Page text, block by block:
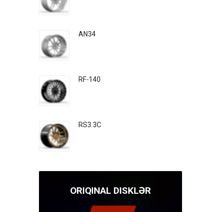
AN34
RF-140
RS3.3C
ORIQINAL DISKLƏR